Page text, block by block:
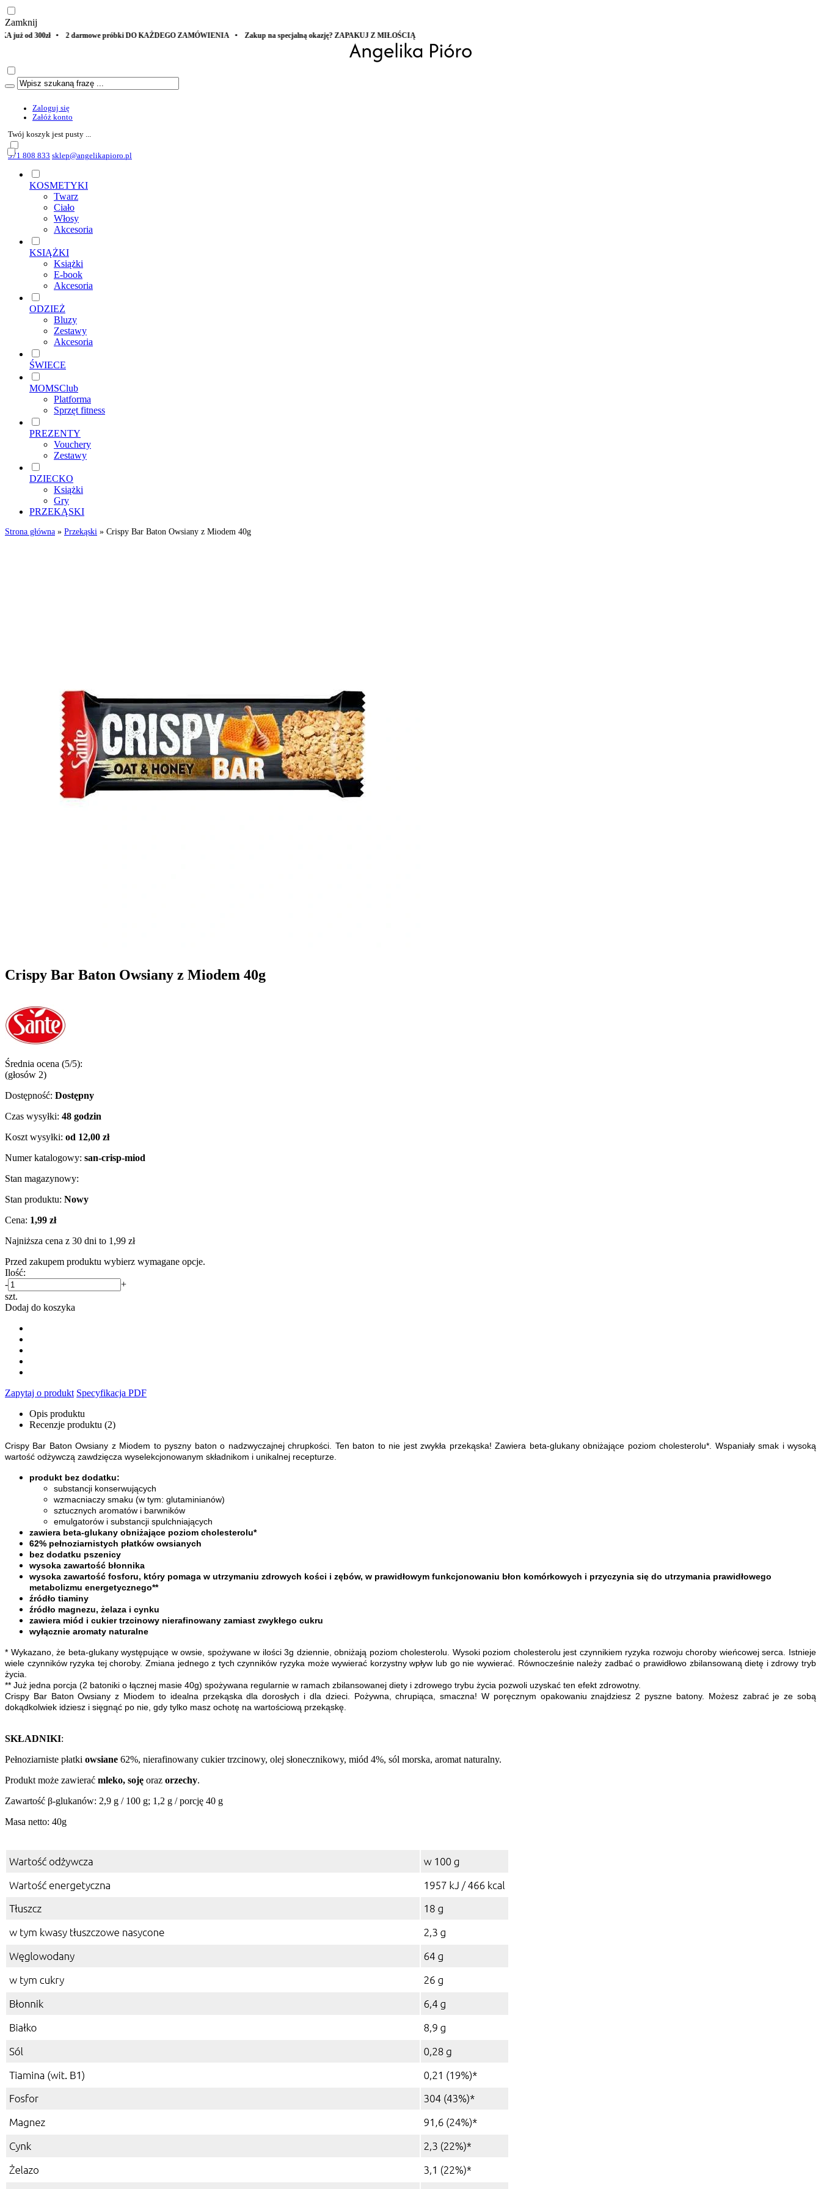
Zamknij
próbki DO KAŻDEGO ZAMÓWIENIA • Zakup na specjalną okazję? ZAPAKUJ Z MIŁOŚCIĄ
Zaloguj się
Załóż konto
Twój koszyk jest pusty ...
571 808 833 sklep@angelikapioro.pl
KOSMETYKI
Twarz
Ciało
Włosy
Akcesoria
KSIĄŻKI
Książki
E-book
Akcesoria
ODZIEŻ
Bluzy
Zestawy
Akcesoria
ŚWIECE
MOMSClub
Platforma
Sprzęt fitness
PREZENTY
Vouchery
Zestawy
DZIECKO
Książki
Gry
PRZEKĄSKI
Strona główna » Przekąski » Crispy Bar Baton Owsiany z Miodem 40g
Crispy Bar Baton Owsiany z Miodem 40g
Średnia ocena (5/5):
(głosów 2)
Dostępność: Dostępny
Czas wysyłki: 48 godzin
Koszt wysyłki: od 12,00 zł
Numer katalogowy: san-crisp-miod
Stan magazynowy:
Stan produktu: Nowy
Cena: 1,99 zł
Najniższa cena z 30 dni to 1,99 zł
Przed zakupem produktu wybierz wymagane opcje.
Ilość:
-
+
szt.
Dodaj do koszyka
Zapytaj o produkt Specyfikacja PDF
Opis produktu
Recenzje produktu (2)
Crispy Bar Baton Owsiany z Miodem to pyszny baton o nadzwyczajnej chrupkości. Ten baton to nie jest zwykła przekąska! Zawiera beta-glukany obniżające poziom cholesterolu*. Wspaniały smak i wysoką
wartość odżywczą zawdzięcza wyselekcjonowanym składnikom i unikalnej recepturze.
produkt bez dodatku:
substancji konserwujących
wzmacniaczy smaku (w tym: glutaminianów)
sztucznych aromatów i barwników
emulgatorów i substancji spulchniających
zawiera beta-glukany obniżające poziom cholesterolu*
62% pełnoziarnistych płatków owsianych
bez dodatku pszenicy
wysoka zawartość błonnika
wysoka zawartość fosforu, który pomaga w utrzymaniu zdrowych kości i zębów, w prawidłowym funkcjonowaniu błon komórkowych i przyczynia się do utrzymania prawidłowego
metabolizmu energetycznego**
źródło tiaminy
źródło magnezu, żelaza i cynku
zawiera miód i cukier trzcinowy nierafinowany zamiast zwykłego cukru
wyłącznie aromaty naturalne
* Wykazano, że beta‑glukany występujące w owsie, spożywane w ilości 3g dziennie, obniżają poziom cholesterolu. Wysoki poziom cholesterolu jest czynnikiem ryzyka rozwoju choroby wieńcowej serca. Istnieje
wiele czynników ryzyka tej choroby. Zmiana jednego z tych czynników ryzyka może wywierać korzystny wpływ lub go nie wywierać. Równocześnie należy zadbać o prawidłowo zbilansowaną dietę i zdrowy tryb
życia.
** Już jedna porcja (2 batoniki o łącznej masie 40g) spożywana regularnie w ramach zbilansowanej diety i zdrowego trybu życia pozwoli uzyskać ten efekt zdrowotny.
Crispy Bar Baton Owsiany z Miodem to idealna przekąska dla dorosłych i dla dzieci. Pożywna, chrupiąca, smaczna! W poręcznym opakowaniu znajdziesz 2 pyszne batony. Możesz zabrać je ze sobą
dokądkolwiek idziesz i sięgnąć po nie, gdy tylko masz ochotę na wartościową przekąskę.
SKŁADNIKI:
Pełnoziarniste płatki owsiane 62%, nierafinowany cukier trzcinowy, olej słonecznikowy, miód 4%, sól morska, aromat naturalny.
Produkt może zawierać mleko, soję oraz orzechy.
Zawartość β-glukanów: 2,9 g / 100 g; 1,2 g / porcję 40 g
Masa netto: 40g